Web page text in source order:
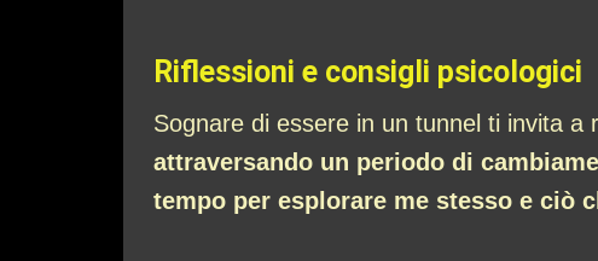
Riflessioni e consigli psicologici
Sognare di essere in un tunnel ti invita
attraversando un periodo di
tempo per esplorare me stesso e ciò